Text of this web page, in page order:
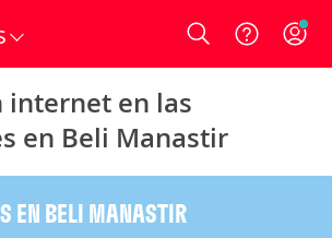
Login
internet en las
en Beli Manastir
EN BELI MANASTIR